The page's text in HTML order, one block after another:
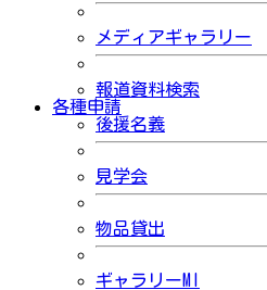
メディアギャラリー
報道資料検索
各種申請
後援名義
見学会
物品貸出
ギャラリーMI